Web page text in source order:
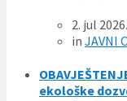
2. jul 2026.
in JAVNI
ekološke